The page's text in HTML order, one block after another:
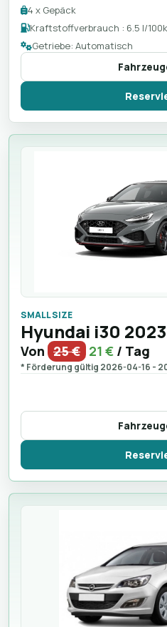
4 x Gepäck
Kraftstoffverbrauch : 6.5 l/
Getriebe: Automatisch
SMALL SIZE
Hyundai i30
Von 25 € 21 € / Tag
* Förderung gültig 2026-04-16 -